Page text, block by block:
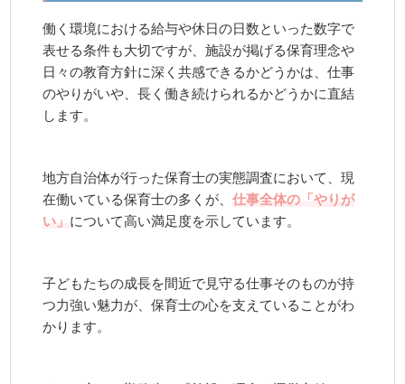
働く環境における給与や休日の日数といった数字で
表せる条件も大切ですが、施設が掲げる保育理念や
日々の教育方針に深く共感できるかどうかは、仕事
のやりがいや、長く働き続けられるかどうかに直結
します。
地方自治体が行った保育士の実態調査において、現
在働いている保育士の多くが、仕事全体の「やりが
い」 について高い満足度を示しています。
子どもたちの成長を間近で見守る仕事そのものが持
つ力強い魅力が、保育士の心を支えていることがわ
かります。